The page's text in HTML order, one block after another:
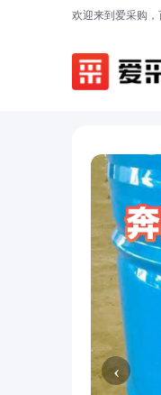
欢迎来到爱采购
‹